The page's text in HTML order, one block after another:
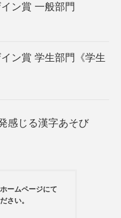
ン賞 一般部門
ン賞 学生部門《学生
感じる漢字あそび
ームページにて
さい。